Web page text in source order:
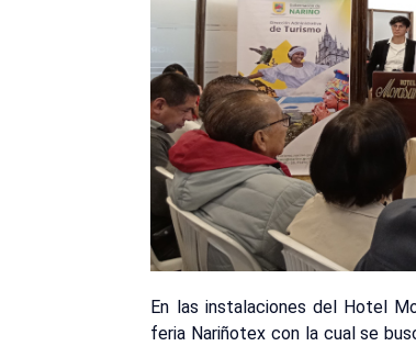
En las instalaciones del Hotel
feria Nariñotex con la cual se